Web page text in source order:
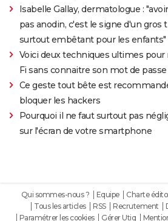
Isabelle Gallay, dermatologue :
pas anodin, c'est le signe d'un
surtout embêtant pour les enfants"
Voici deux techniques ultimes
Fi sans connaitre son mot de passe
Ce geste tout bête est
bloquer les hackers
Pourquoi il ne faut surtout pas
sur l'écran de votre smartphone
Qui sommes-nous ? Equipe Charte
Tous les articles
RSS Recrutement
Paramétrer les cookies
Gérer Utiq